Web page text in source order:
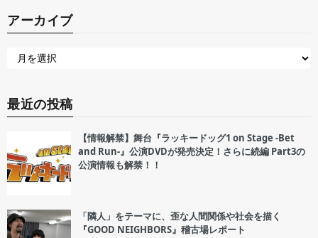
アーカイブ
最近の投稿
【情報解禁】舞台『ラッキードッグ1 on Stage -Bet
and Run-』公演DVDが発売決定！さらに続編 Part3の
公演情報も解禁！！
「隣人」をテーマに、歪な人間関係や社会を描く
『GOOD NEIGHBORS』稽古場レポート